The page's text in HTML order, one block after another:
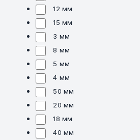
12 мм
15 мм
3 мм
8 мм
5 мм
4 мм
50 мм
20 мм
18 мм
40 мм